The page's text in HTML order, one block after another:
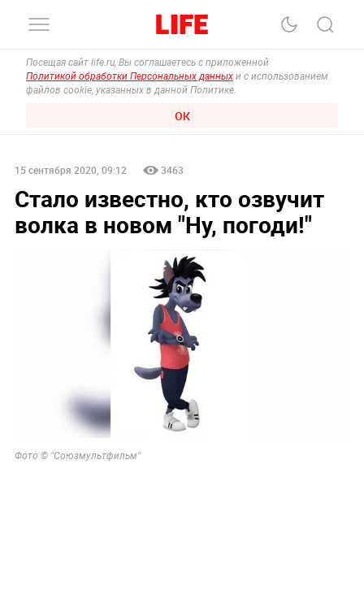
Посещая сайт life.ru, Вы соглашаетесь с приложенной
Политикой обработки Персональных данных и с использованием
файлов cookie, указанных в данной Политике.
ОК
15 сентября 2020, 09:12 3463
Стало известно, кто озвучит
волка в новом "Ну, погоди!"
Фото © "Союзмультфильм"